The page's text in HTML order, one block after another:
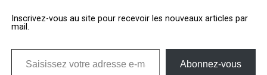
Inscrivez-vous au site pour recevoir les nouveaux articles par
mail.
Saisissez votre adresse e-mail…
Abonnez-vous